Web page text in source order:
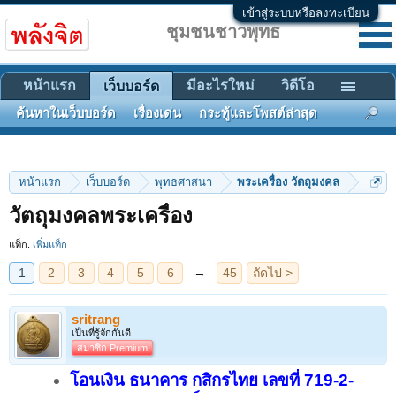
เข้าสู่ระบบหรือลงทะเบียน
หน้าแรก เว็บบอร์ด พุทธศาสนา พระเครื่อง วัตถุมงคล
วัตถุมงคลพระเครื่อง
แท็ก: เพิ่มแท็ก
1 2 3 4 5 6 → 45 ถัดไป >
sritrang
เป็นที่รู้จักกันดี
สมาชิก Premium
โอนเงิน ธนาคาร กสิกรไทย เลขที่ 719-2-
ชุมชนชาวพุทธ
หน้าแรก เว็บบอร์ด
ค้นหาในเว็บบอร์ด เรื่องเด่น กระทู้และโพสต์ล่าสุด
มีอะไรใหม่ วิดีโอ